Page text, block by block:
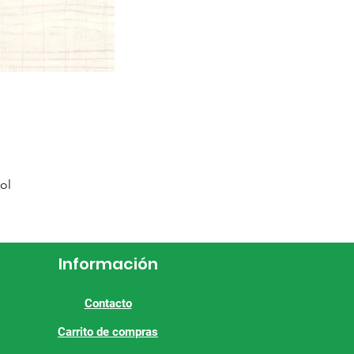
Información
Contacto
Carrito de compras